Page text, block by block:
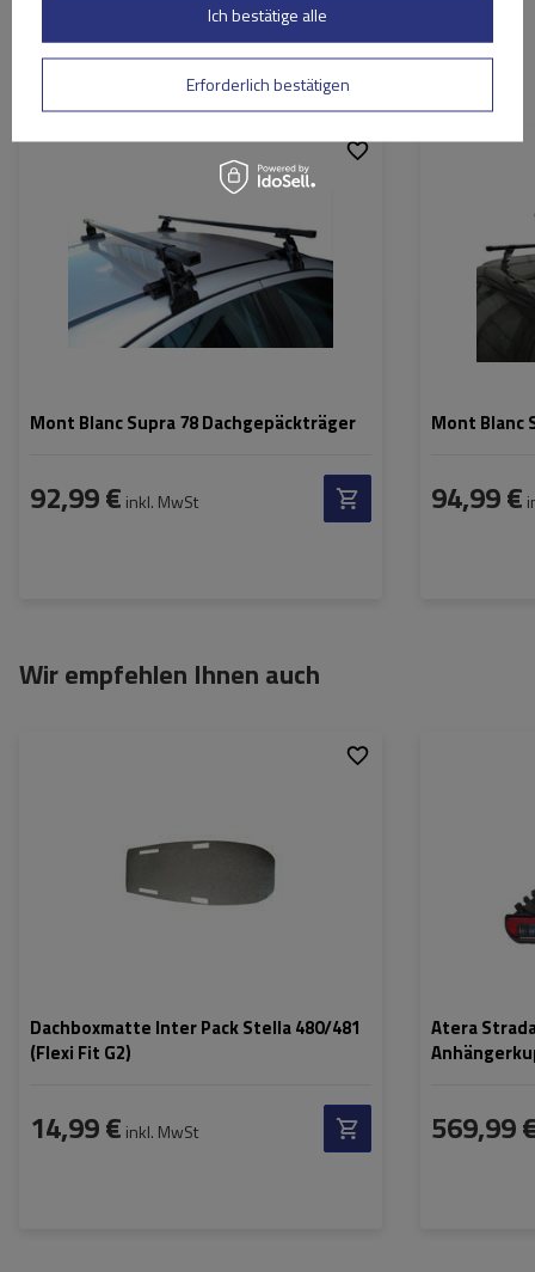
Ähnliche Produkte
Mont Blanc Supra 78 Dachgepäckträger
92,99 € inkl. MwSt
Mont Blanc
94,99 €
Wir empfehlen Ihnen auch
Dachboxmatte Inter Pack Stella 480/481
(Flexi Fit G2)
14,99 € inkl. MwSt
Atera
569,99
Max.
Abstand
Erforderlich bestätigen
Ich bestätige alle